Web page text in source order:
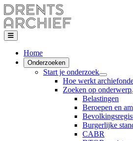
Home
Onderzoeken
Start je onderzoek
Hoe werkt
Zoeken op onderwerp
Belastingen
Beroepen en
Burgerlijke
CABR